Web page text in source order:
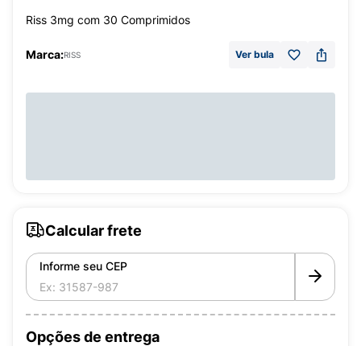
Riss 3mg com 30 Comprimidos
Marca:RISS Ver bula
Calcular frete
Informe seu CEP
Opções de entrega